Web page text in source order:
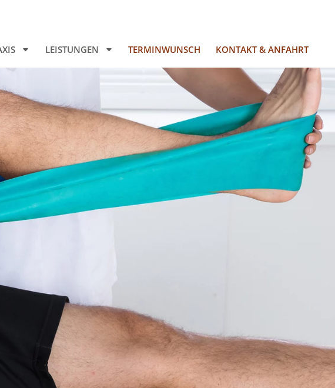
LEISTUNGEN TERMINWUNSCH KONTAKT & ANFAHRT